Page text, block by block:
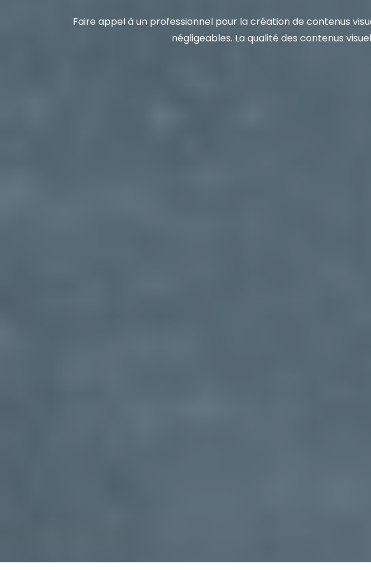
Faire appel à un professionnel pour la création de contenus
négligeables. La qualité des contenus